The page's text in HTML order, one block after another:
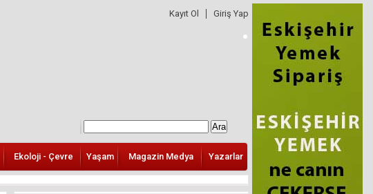
Kayıt Ol Giriş Yap
Ekoloji - Çevre Yaşam Magazin Medya Yazarlar